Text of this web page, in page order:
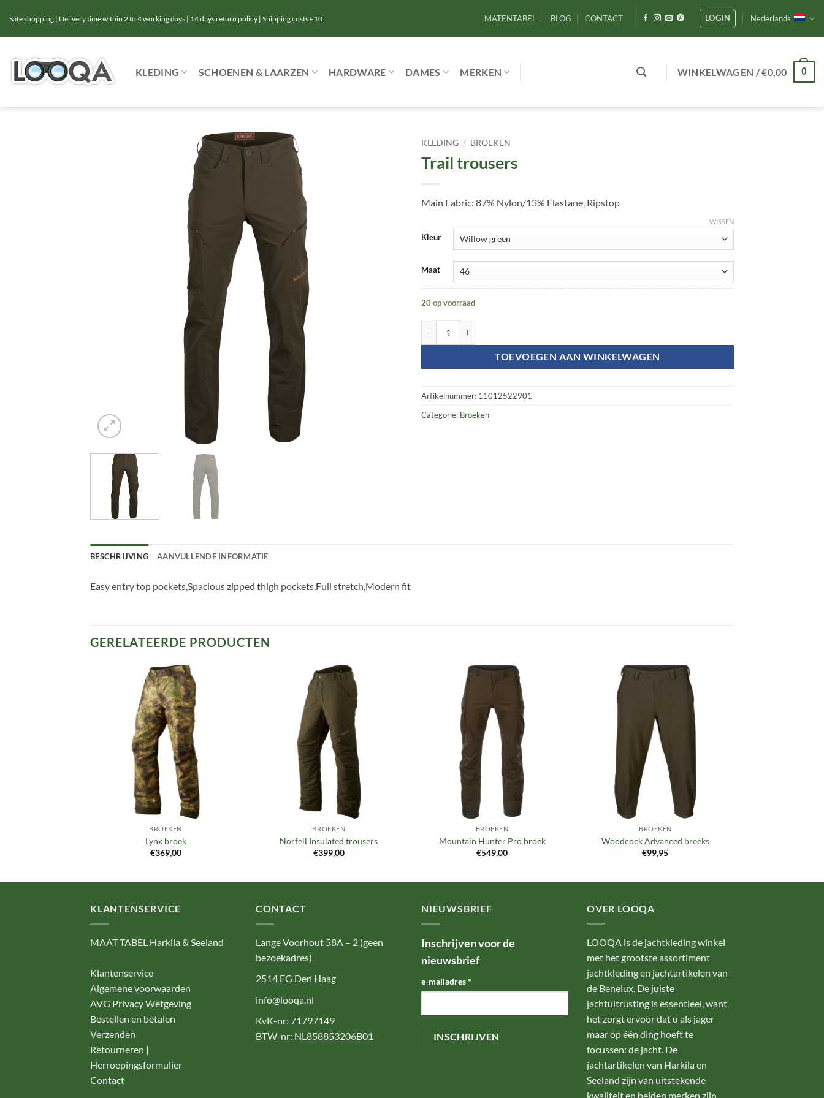
naar
inhoud
Safe shopping | Delivery time within 2 to 4 working days | 14 days return policy | Shipping costs £10 MATENTABEL BLOG CONTACT LOGIN Nederlands
KLEDING SCHOENEN & LAARZEN HARDWARE DAMES MERKEN WINKELWAGEN /€0,00 0
KLEDING / BROEKEN
Trail trousers
Main Fabric: 87% Nylon/13% Elastane, Ripstop
Kleur
Maat
WISSEN
20 op voorraad
TOEVOEGEN AAN WINKELWAGEN
Artikelnummer: 11012522901
Categorie: Broeken
BESCHRIJVING AANVULLENDE INFORMATIE
Easy entry top pockets,Spacious zipped thigh pockets,Full stretch,Modern fit
GERELATEERDE PRODUCTEN
BROEKEN
Lynx broek
€369,00
BROEKEN
Norfell Insulated trousers
€399,00
Toevoegen
verlanglijst
BROEKEN
Mountain Hunter Pro broek
€549,00
Toevoegen
verlanglijst
BROEKEN
Woodcock Advanced breeks
€99,95
KLANTENSERVICE
MAAT TABEL Harkila & Seeland
Klantenservice
Algemene voorwaarden
AVG Privacy Wetgeving
Bestellen en betalen
Verzenden
Retourneren |
Herroepingsformulier
Contact
CONTACT
Lange Voorhout 58A – 2 (geen
bezoekadres)
2514 EG Den Haag
info@looqa.nl
KvK-nr: 71797149
BTW-nr: NL858853206B01
NIEUWSBRIEF
Inschrijven voor de
nieuwsbrief
e-mailadres*
OVER LOOQA
LOOQA is de jachtkleding winkel
met het grootste assortiment
jachtkleding en jachtartikelen van
de Benelux. De juiste
jachtuitrusting is essentieel, want
het zorgt ervoor dat u als jager
maar op één ding hoeft te
focussen: de jacht. De
jachtartikelen van Harkila en
Seeland zijn van uitstekende
kwaliteit en beiden merken zijn